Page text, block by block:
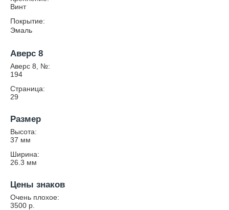
Винт
Покрытие:
Эмаль
Аверс 8
Аверс 8, №:
194
Страница:
29
Размер
Высота:
37 мм
Ширина:
26.3 мм
Цены знаков
Очень плохое:
3500 р.